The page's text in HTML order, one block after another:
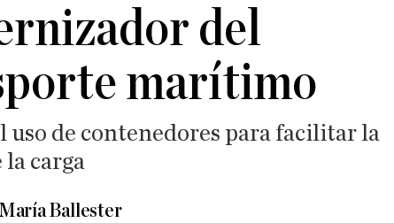
del
marítimo
uso de contenedores para facilitar la
carga
Ballester